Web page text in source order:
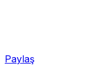
Paylaş